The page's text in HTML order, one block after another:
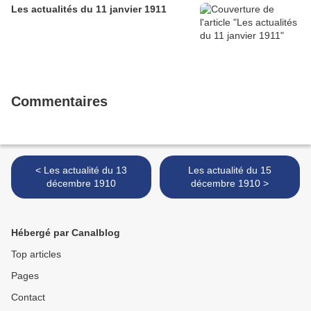
Les actualités du 11 janvier 1911
Commentaires
< Les actualité du 13
décembre 1910
Les actualité du 15
décembre 1910 >
Hébergé par Canalblog
Top articles
Pages
Contact